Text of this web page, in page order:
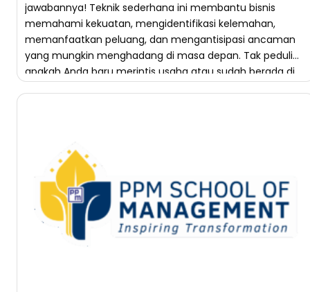
jawabannya! Teknik sederhana ini membantu bisnis
memahami kekuatan, mengidentifikasi kelemahan,
memanfaatkan peluang, dan mengantisipasi ancaman
yang mungkin menghadang di masa depan. Tak peduli
apakah Anda baru merintis usaha atau sudah berada di